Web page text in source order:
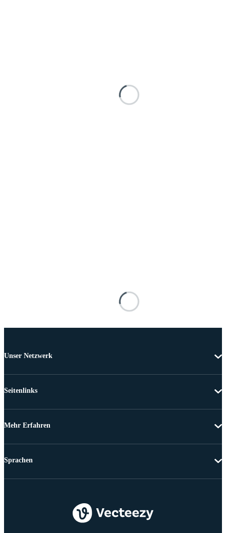
Unser Netzwerk
Seitenlinks
Mehr Erfahren
Sprachen